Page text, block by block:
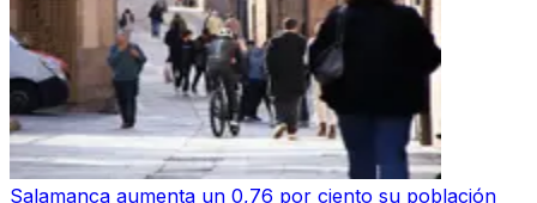
Salamanca aumenta un 0,76 por ciento su población